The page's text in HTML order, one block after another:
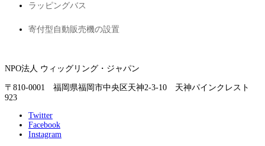
ラッピングバス
寄付型自動販売機の設置
NPO法人 ウィッグリング・ジャパン
〒810-0001 福岡県福岡市中央区天神2-3-10 天神パインクレスト
923
Twitter
Facebook
Instagram